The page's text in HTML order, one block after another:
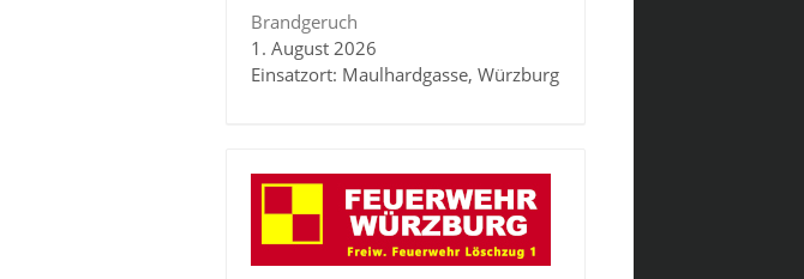
Brandgeruch
1. August 2026
Einsatzort: Maulhardgasse, Würzburg